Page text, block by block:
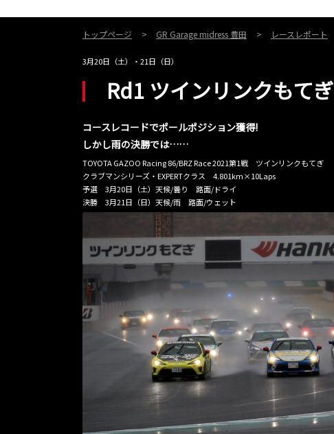
トップページ GR Garage midress 豊田 レースレポート
3月20日（土）・21日（日）
Rd1 ツインリンクもてぎ
コースレコードでポールポジション獲得!
しかし雨の決勝では……
TOYOTA GAZOO Racing 86/BRZ Race 2021第1戦 ツインリンクもてぎ
クラブマンシリーズ・EXPERTクラス 4.801km×10Laps
予選 3月20日（土）天候/曇り 路面/ドライ
決勝 3月21日（日）天候/雨 路面/ウェット